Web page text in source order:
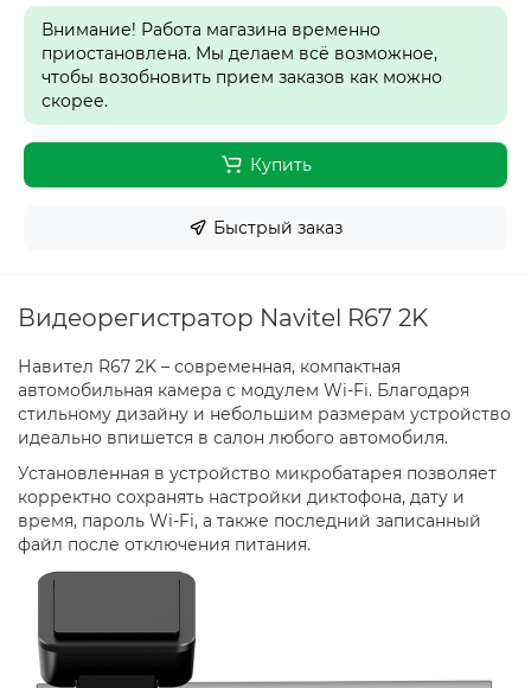
Внимание! Работа магазина временно
приостановлена. Мы делаем всё возможное,
чтобы возобновить прием заказов как можно
скорее.
Купить
Быстрый заказ
Видеорегистратор Navitel R67 2K
Навител R67 2K – современная, компактная
автомобильная камера с модулем Wi-Fi. Благодаря
стильному дизайну и небольшим размерам устройство
идеально впишется в салон любого автомобиля.
Установленная в устройство микробатарея позволяет
корректно сохранять настройки диктофона, дату и
время, пароль Wi-Fi, а также последний записанный
файл после отключения питания.